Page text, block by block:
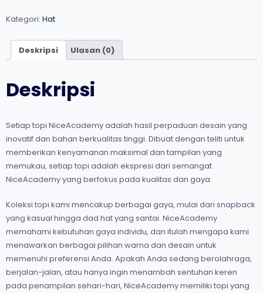
Unisex
Kategori: Hat
Deskripsi Ulasan (0)
Deskripsi
Setiap topi NiceAcademy adalah hasil perpaduan desain yang
inovatif dan bahan berkualitas tinggi. Dibuat dengan teliti untuk
memberikan kenyamanan maksimal dan tampilan yang
memukau, setiap topi adalah ekspresi dari semangat
NiceAcademy yang berfokus pada kualitas dan gaya.
Koleksi topi kami mencakup berbagai gaya, mulai dari snapback
yang kasual hingga dad hat yang santai. NiceAcademy
memahami kebutuhan gaya individu, dan itulah mengapa kami
menawarkan berbagai pilihan warna dan desain untuk
memenuhi preferensi Anda. Apakah Anda sedang berolahraga,
berjalan-jalan, atau hanya ingin menambah sentuhan keren
pada penampilan sehari-hari, NiceAcademy memiliki topi yang